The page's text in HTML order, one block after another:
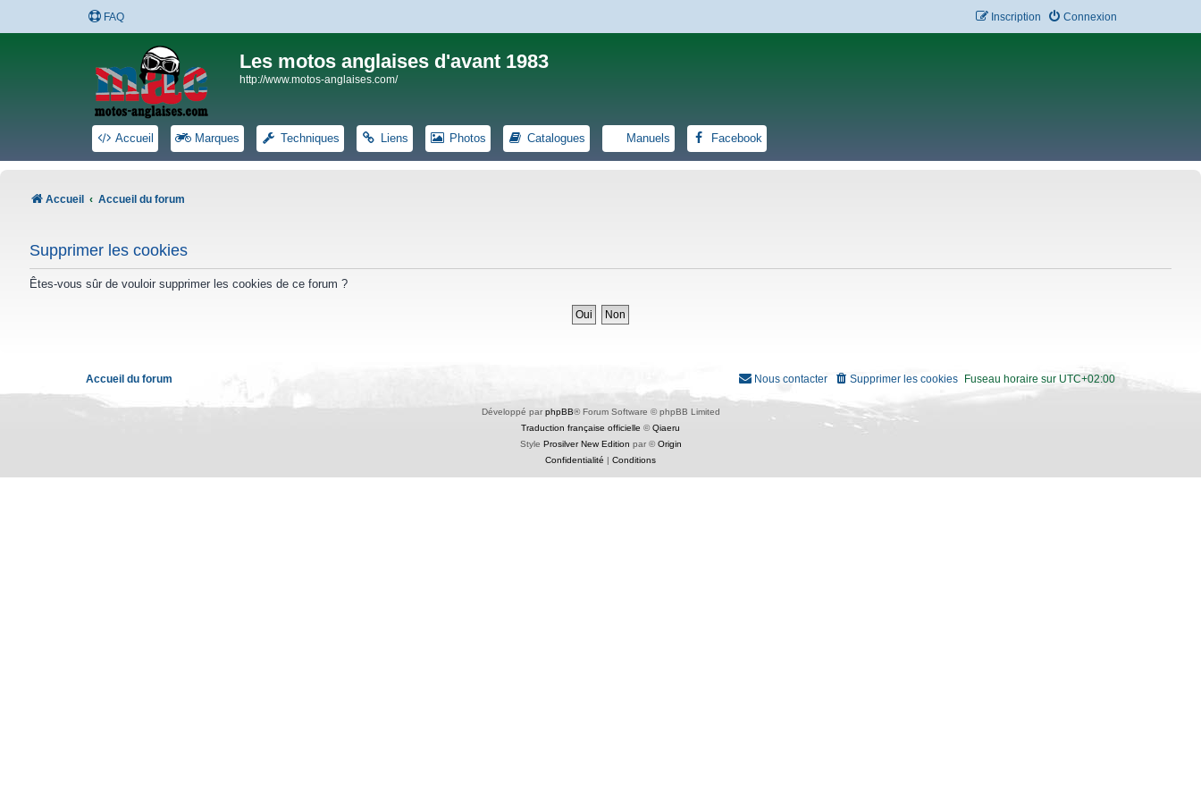
FAQ Connexion
Inscription
Les motos anglaises d'avant 1983
http://www.motos-anglaises.com/
Accueil Marques Techniques Liens Photos Catalogues Manuels Facebook
Accueil Accueil du forum
Supprimer les cookies
Êtes-vous sûr de vouloir supprimer les cookies de ce forum ?
Accueil du forum Fuseau horaire sur UTC+02:00
Supprimer les cookies
Nous contacter
Développé par phpBB® Forum Software © phpBB Limited
Traduction française officielle ©Qiaeru
Style Prosilver New Edition par ©Origin
Confidentialité | Conditions